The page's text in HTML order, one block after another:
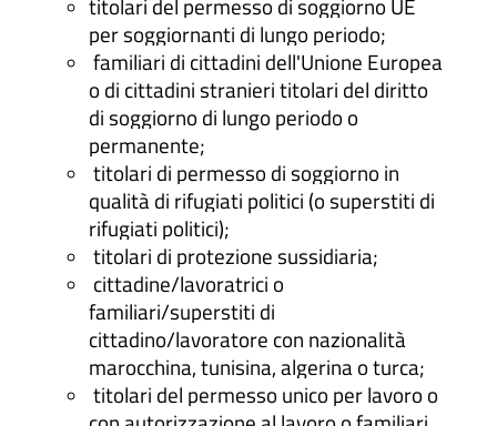
per soggiornanti di lungo periodo;
familiari di cittadini dell'Unione Europea
o di cittadini stranieri titolari del diritto
di soggiorno di lungo periodo o
permanente;
titolari di permesso di soggiorno in
qualità di rifugiati politici (o superstiti di
rifugiati politici);
titolari di protezione sussidiaria;
cittadine/lavoratrici o
familiari/superstiti di
cittadino/lavoratore con nazionalità
marocchina, tunisina, algerina o turca;
titolari del permesso unico per lavoro o